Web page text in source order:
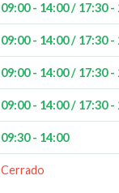
09:00 - 14:00 / 17:30 -
09:00 - 14:00 / 17:30 -
09:00 - 14:00 / 17:30 -
09:00 - 14:00 / 17:30 -
09:30 - 14:00
Cerrado